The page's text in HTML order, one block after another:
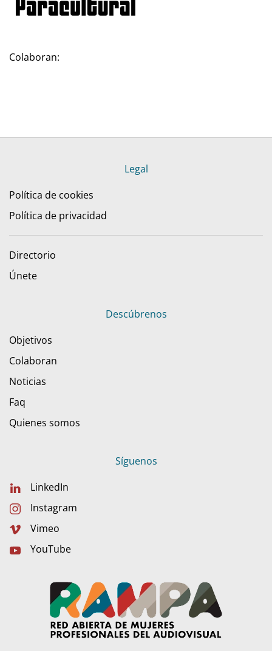
Colaboran:
Legal
Política de cookies
Política de privacidad
Directorio
Únete
Descúbrenos
Objetivos
Colaboran
Noticias
Faq
Quienes somos
Síguenos
LinkedIn
Instagram
Vimeo
YouTube